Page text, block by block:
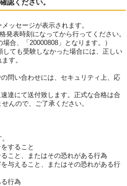
認ください。
ッセージが表示されます。
表時刻になってから行ってください。
合、「20000808」となります。）
ても受験しなかった場合には、正しい
す。
問い合わせには、セキュリティ上、応
達にて送付致します。正式な合格は合
んので、ご了承ください。
すること
こと、またはその恐れがある行為
与えること、またはその恐れがある行
行為